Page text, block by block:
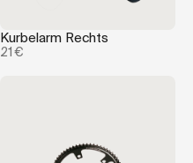
Kurbelarm Rechts
21 €